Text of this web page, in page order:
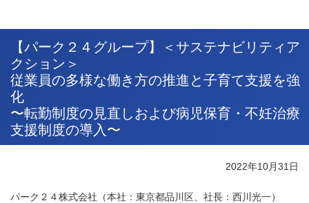
【パーク２４グループ】＜サステナビリティア
クション＞
従業員の多様な働き方の推進と子育て支援を強
化
〜転勤制度の見直しおよび病児保育・不妊治療
支援制度の導入〜
2022年10月31日
パーク２４株式会社（本社：東京都品川区、社長：西川光一）